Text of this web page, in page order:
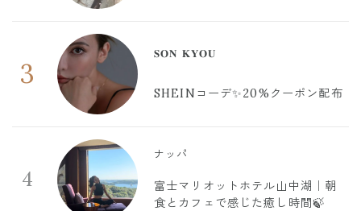
3
𝐒𝐎𝐍 𝐊𝐘𝐎𝐔
SHEINコーデ✨20%クーポン配布
4
ナッパ
富士マリオットホテル山中湖｜朝
食とカフェで感じた癒し時間🍃